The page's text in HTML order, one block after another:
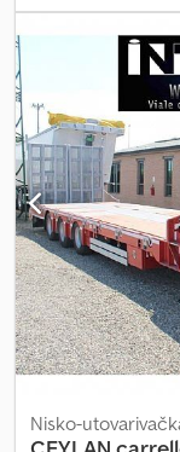
45.000 kg
Serijski broj: 53517
70 Za dodatne
Nisko-